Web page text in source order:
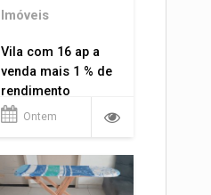
Imóveis
Vila com 16 ap a
venda mais 1 % de
rendimento
Ontem